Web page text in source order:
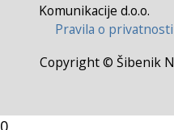
Komunikacije d.o.o.
Pravila o privatnosti
Copyright © Šibenik
0